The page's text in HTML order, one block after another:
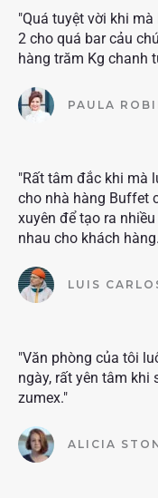
"Quá tuyệt vời khi
2 cho quá bar cảu
hàng trăm Kg chanh
PAULA
"Rất tâm đắc khi mà
cho nhà hàng Buffet
xuyên để tạo ra
nhau cho khách
LUIS
"Văn phòng của tôi
ngày, rất yên tâm khi
zumex."
ALICIA